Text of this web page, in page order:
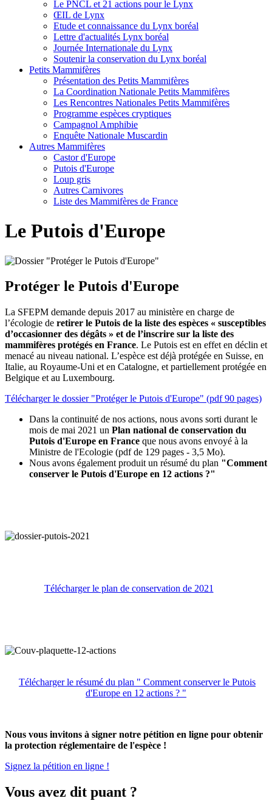
Le PNCL et 21 actions pour le Lynx
ŒIL de Lynx
Etude et connaissance du Lynx boréal
Lettre d'actualités Lynx boréal
Journée Internationale du Lynx
Soutenir la conservation du Lynx boréal
Petits Mammifères
Présentation des Petits Mammifères
La Coordination Nationale Petits Mammifères
Les Rencontres Nationales Petits Mammifères
Programme espèces cryptiques
Campagnol Amphibie
Enquête Nationale Muscardin
Autres Mammifères
Castor d'Europe
Putois d'Europe
Loup gris
Autres Carnivores
Liste des Mammifères de France
Le Putois d'Europe
Protéger le Putois d'Europe
La SFEPM demande depuis 2017 au ministère en charge de
l’écologie de retirer le Putois de la liste des espèces « susceptibles
d’occasionner des dégâts » et de l’inscrire sur la liste des
mammifères protégés en France. Le Putois est en effet en déclin et
menacé au niveau national. L’espèce est déjà protégée en Suisse, en
Italie, au Royaume-Uni et en Catalogne, et partiellement protégée en
Belgique et au Luxembourg.
Télécharger le dossier "Protéger le Putois d'Europe" (pdf 90 pages)
Dans la continuité de nos actions, nous avons sorti durant le
mois de mai 2021 un Plan national de conservation du
Putois d'Europe en France que nous avons envoyé à la
Ministre de l'Ecologie (pdf de 129 pages - 3,5 Mo).
Nous avons également produit un résumé du plan "Comment
conserver le Putois d'Europe en 12 actions ?"
Télécharger le plan de conservation de 2021
Télécharger le résumé du plan " Comment conserver le Putois
d'Europe en 12 actions ? "
Nous vous invitons à signer notre pétition en ligne pour obtenir
la protection réglementaire de l'espèce !
Signez la pétition en ligne !
Vous avez dit puant ?